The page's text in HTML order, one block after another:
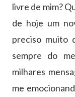
livre de mim?
de hoje um
preciso muito
sempre do
milhares
me